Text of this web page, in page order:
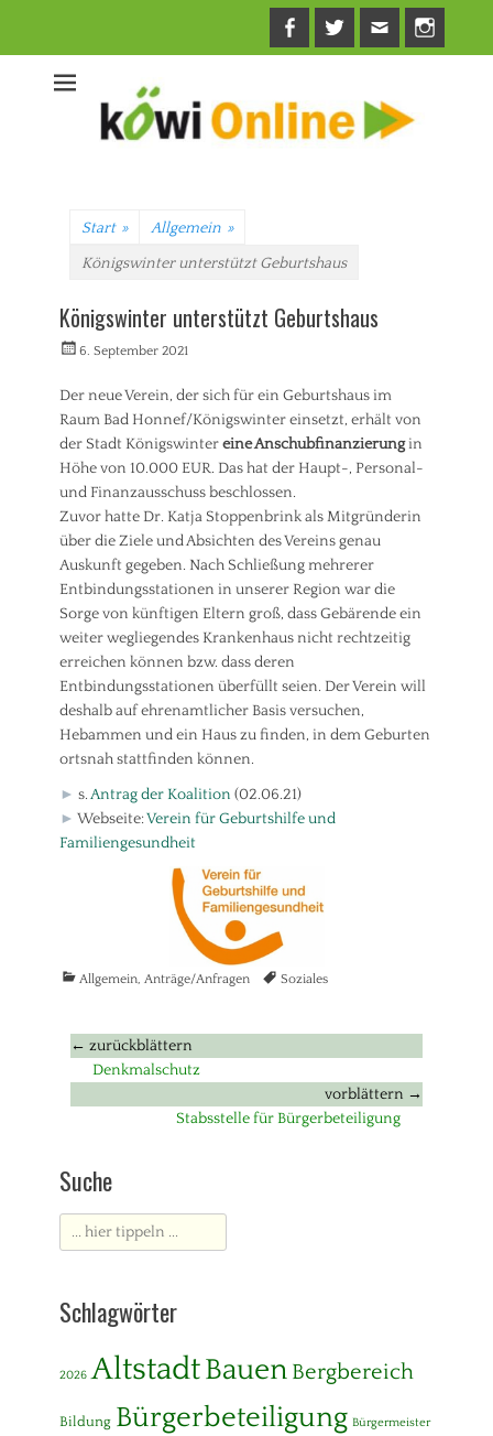
Facebook
Twitter
Mail
Start » Allgemein »
Königswinter unterstützt Geburtshaus
Königswinter unterstützt Geburtshaus
Veröffentlicht
6. September 2021
Der neue Verein, der sich für ein Geburtshaus im
Raum Bad Honnef/Königswinter einsetzt, erhält von
der Stadt Königswintereine Anschubfinanzierungin
Höhe von 10.000 EUR. Das hat der Haupt-, Personal-
und Finanzausschuss beschlossen.
Zuvor hatte Dr. Katja Stoppenbrink als Mitgründerin
über die Ziele und Absichten des Vereins genau
Auskunft gegeben. Nach Schließung mehrerer
Entbindungsstationen in unserer Region war die
Sorge von künftigen Eltern groß, dass Gebärende ein
weiter wegliegendes Krankenhaus nicht rechtzeitig
erreichen können bzw. dass deren
Entbindungsstationen überfüllt seien. Der Verein will
deshalb auf ehrenamtlicher Basis versuchen,
Hebammen und ein Haus zu finden, in dem Geburten
ortsnah stattfinden können.
► s.Antrag der Koalition (02.06.21)
► Webseite:Verein für Geburtshilfe und
Familiengesundheit
Kategorien
Allgemein, Anträge/Anfragen TagsSoziales
Beitragsnavigation
← zurückblättern
Vorheriger
Denkmalschutz
vorblättern →
Stabsstelle für Bürgerbeteiligung
Suche
Suche
nach:
Schlagwörter
2026 AltstadtBauen Bergbereich
Bildung Bürgerbeteiligung Bürgermeister